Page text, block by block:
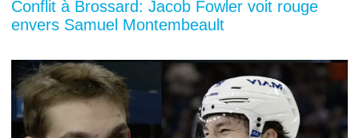
Conflit à Brossard: Jacob Fowler voit rouge
envers Samuel Montembeault